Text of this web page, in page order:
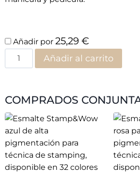
Añadir por 25,29 €
Añadir al carrito
COMPRADOS